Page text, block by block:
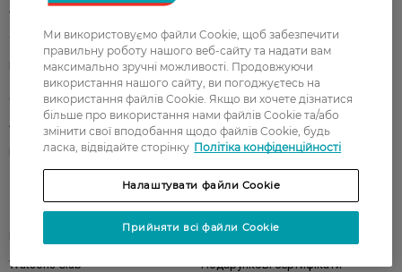
Акції
Обличчя Тіло
Подарунки Діти
Волосся
Аксесуари Дерматокосметика
Бренди
Клієнтам
Watsons Club Подарункові сертифікати
Ми використовуємо файли Cookie, щоб забезпечити
правильну роботу нашого веб-сайту та надати вам
максимально зручні можливості. Продовжуючи
використання нашого сайту, ви погоджуєтесь на
використання файлів Cookie. Якщо ви хочете дізнатися
більше про використання нами файлів Cookie та/або
змінити свої вподобання щодо файлів Cookie, будь
ласка, відвідайте сторінку Політіка конфіденційності
Налаштувати файли Cookie
Прийняти всі файли Cookie